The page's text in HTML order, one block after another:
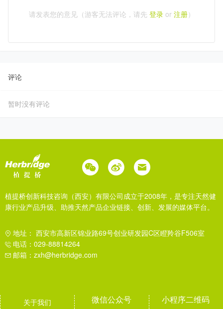
请发表您的意见（游客无法评论，请先 登录or 注册）
评论
暂时没有评论
植提桥创新科技咨询（西安）有限公司成立于2008年，是专注天然健
康行业产品升级、助推天然产品企业链接、创新、发展的媒体平台。
地址： 西安市高新区锦业路69号创业研发园C区瞪羚谷F506室
电话：029-88814264
邮箱：zxh@herbridge.com
关于我们 微信公众号 小程序二维码